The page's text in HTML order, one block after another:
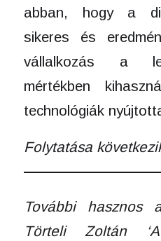
abban, hogy a
sikeres és
vállalkozás a
mértékben
technológiák
Folytatása
További hasznos
Törteli Zoltán ‘A